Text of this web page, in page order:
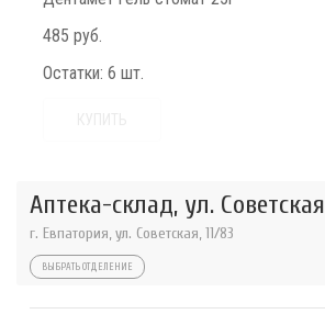
485 руб.
Остатки: 6 шт.
Аптека-склад, ул. Советская
г. Евпатория, ул. Советская, 11/83
ВЫБРАТЬ ОТДЕЛЕНИЕ